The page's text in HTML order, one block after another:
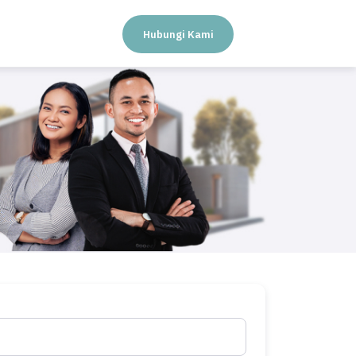
Hubungi Kami